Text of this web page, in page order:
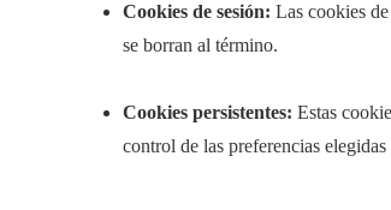
Cookies de sesión: Las cookies
se borran al término.
Cookies persistentes: Estas
control de las preferencias